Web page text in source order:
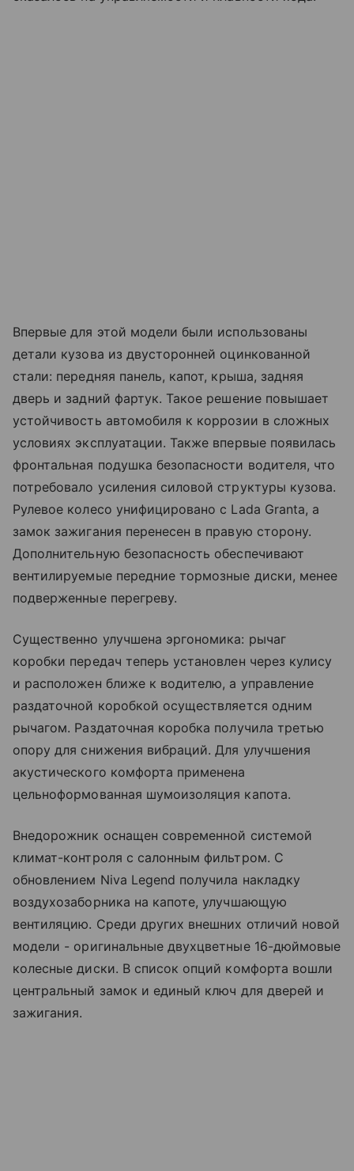
Впервые для этой модели были использованы
детали кузова из двусторонней оцинкованной
стали: передняя панель, капот, крыша, задняя
дверь и задний фартук. Такое решение повышает
устойчивость автомобиля к коррозии в сложных
условиях эксплуатации. Также впервые появилась
фронтальная подушка безопасности водителя, что
потребовало усиления силовой структуры кузова.
Рулевое колесо унифицировано с Lada Granta, а
замок зажигания перенесен в правую сторону.
Дополнительную безопасность обеспечивают
вентилируемые передние тормозные диски, менее
подверженные перегреву.
Существенно улучшена эргономика: рычаг
коробки передач теперь установлен через кулису
и расположен ближе к водителю, а управление
раздаточной коробкой осуществляется одним
рычагом. Раздаточная коробка получила третью
опору для снижения вибраций. Для улучшения
акустического комфорта применена
цельноформованная шумоизоляция капота.
Внедорожник оснащен современной системой
климат-контроля с салонным фильтром. С
обновлением Niva Legend получила накладку
воздухозаборника на капоте, улучшающую
вентиляцию. Среди других внешних отличий новой
модели - оригинальные двухцветные 16-дюймовые
колесные диски. В список опций комфорта вошли
центральный замок и единый ключ для дверей и
зажигания.